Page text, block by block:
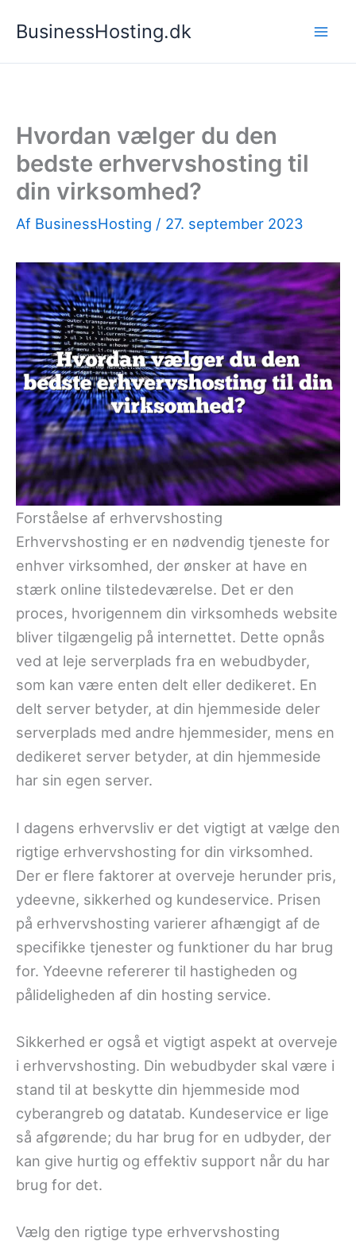
indholdet
BusinessHosting.dk
Hvordan vælger du den
bedste erhvervshosting til
din virksomhed?
Af BusinessHosting / 27. september 2023
Forståelse af erhvervshosting
Erhvervshosting er en nødvendig tjeneste for
enhver virksomhed, der ønsker at have en
stærk online tilstedeværelse. Det er den
proces, hvorigennem din virksomheds website
bliver tilgængelig på internettet. Dette opnås
ved at leje serverplads fra en webudbyder,
som kan være enten delt eller dedikeret. En
delt server betyder, at din hjemmeside deler
serverplads med andre hjemmesider, mens en
dedikeret server betyder, at din hjemmeside
har sin egen server.
I dagens erhvervsliv er det vigtigt at vælge den
rigtige erhvervshosting for din virksomhed.
Der er flere faktorer at overveje herunder pris,
ydeevne, sikkerhed og kundeservice. Prisen
på erhvervshosting varierer afhængigt af de
specifikke tjenester og funktioner du har brug
for. Ydeevne refererer til hastigheden og
pålideligheden af ​​din hosting service.
Sikkerhed er også et vigtigt aspekt at overveje
i erhvervshosting. Din webudbyder skal være i
stand til at beskytte din hjemmeside mod
cyberangreb og datatab. Kundeservice er lige
så afgørende; du har brug for en udbyder, der
kan give hurtig og effektiv support når du har
brug for det.
Vælg den rigtige type erhvervshosting